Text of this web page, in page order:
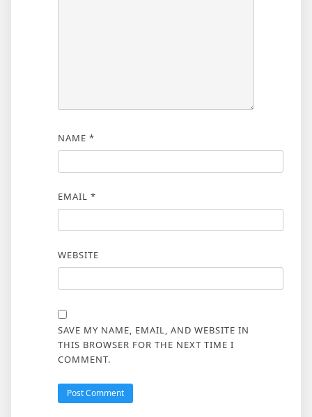
NAME *
EMAIL *
WEBSITE
SAVE MY NAME, EMAIL, AND WEBSITE IN
THIS BROWSER FOR THE NEXT TIME I
COMMENT.